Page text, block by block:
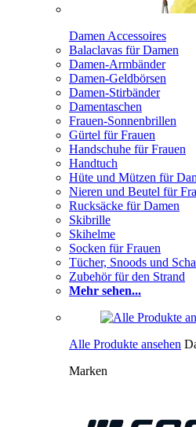
Damen Accessoires
Balaclavas für Damen
Damen-Armbänder
Damen-Geldbörsen
Damen-Stirbänder
Damentaschen
Frauen-Sonnenbrillen
Gürtel für Frauen
Handschuhe für Frauen
Handtuch
Hüte und Mützen für
Nieren und Beutel für
Rucksäcke für Damen
Skibrille
Skihelme
Socken für Frauen
Tücher, Snoods und
Zubehör für den Strand
Mehr sehen...
Alle Produkte ansehen
Marken